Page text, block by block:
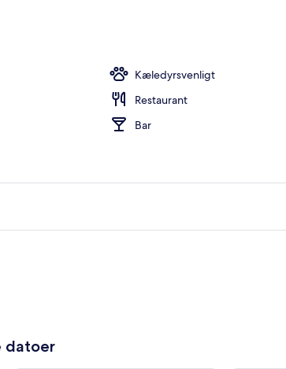
Kæledyrsvenligt
Restaurant
Bar
datoer